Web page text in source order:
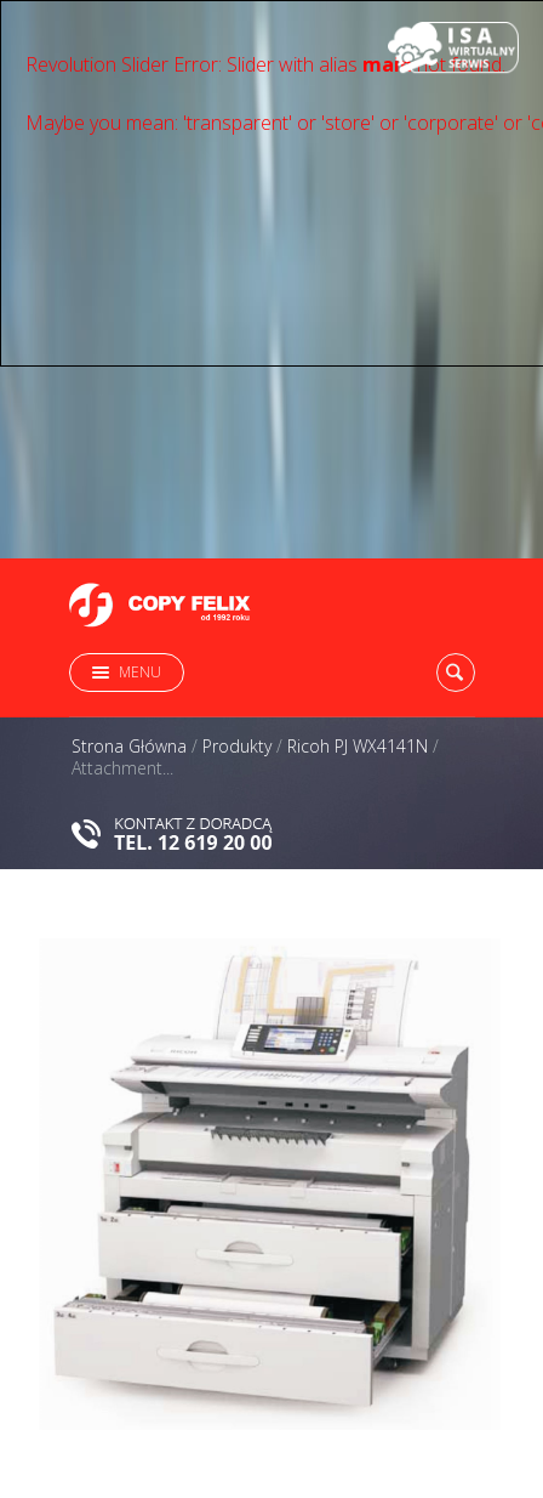
Revolution Slider Error: Slider with alias mainnot found.
Maybe you mean: 'transparent' or 'store' or 'сorporate' or
MENU
Strona Główna / Produkty/ Ricoh PJ WX4141N /
Attachment...